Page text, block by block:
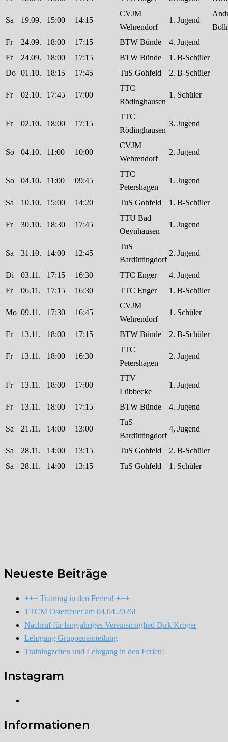
Sa 19.09. 15:00 14:15
CVJM
Wehrendorf
1. Jugend
Fr
24.09. 18:00 17:15 BTW Bünde
4. Jugend
Fr
24.09. 18:00 17:15 BTW Bünde
1. B-Schüler
Do 01.10. 18:15 17:45 TuS Gohfeld 2. B-Schüler
Fr 02.10. 17:45 17:00
TTC
Rödinghausen
1. Schüler
Fr 02.10. 18:00 17:15
TTC
Rödinghausen
3. Jugend
So 04.10. 11:00 10:00
CVJM
Wehrendorf
2. Jugend
So 04.10. 11:00 09:45
TTC
Petershagen
1. Jugend
Sa 10.10. 15:00 14:20 TuS Gohfeld 1. B-Schüler
Fr 30.10. 18:30 17:45
TTU Bad
Oeynhausen
1. Jugend
Sa 31.10. 14:00 12:45
TuS
Bardüttingdorf
2. Jugend
Di 03.11. 17:15 16:30 TTC Enger
4. Jugend
Fr
06.11. 17:15 16:30 TTC Enger 1. B-Schüler
Mo 09.11. 17:30 16:45
CVJM
Wehrendorf
1. Schüler
Fr 13.11. 18:00 17:15 BTW Bünde 2. B-Schüler
Fr 13.11. 18:00 16:30
TTC
Petershagen
2. Jugend
Fr 13.11. 18:00 17:00
TTV
Lübbecke
1. Jugend
Fr 13.11. 18:00 17:15 BTW Bünde 4. Jugend
Sa 21.11. 14:00 13:00
TuS
Bardüttingdorf
4, Jugend
Sa 28.11. 14:00 13:15 TuS Gohfeld
2. B-Schüler
Sa
28.11. 14:00 13:15 TuS Gohfeld 1. Schüler
Neueste Beiträge
+++ Training in den Ferien! +++
TTCM Osterfeuer am 04.04.2026!
Nachruf für langjähriges Vereinsmitglied Dirk Kröger
Lehrgang Gruppeneinteilung
Trainingzeiten und Lehrgang in den Ferien!
Instagram
Informationen